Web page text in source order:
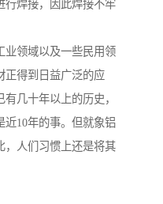
行焊接，因此焊接不牢
业领域以及一些民用领
正得到日益广泛的应
几十年以上的历史，
近10年的事。但就象铝
，人们习惯上还是将其